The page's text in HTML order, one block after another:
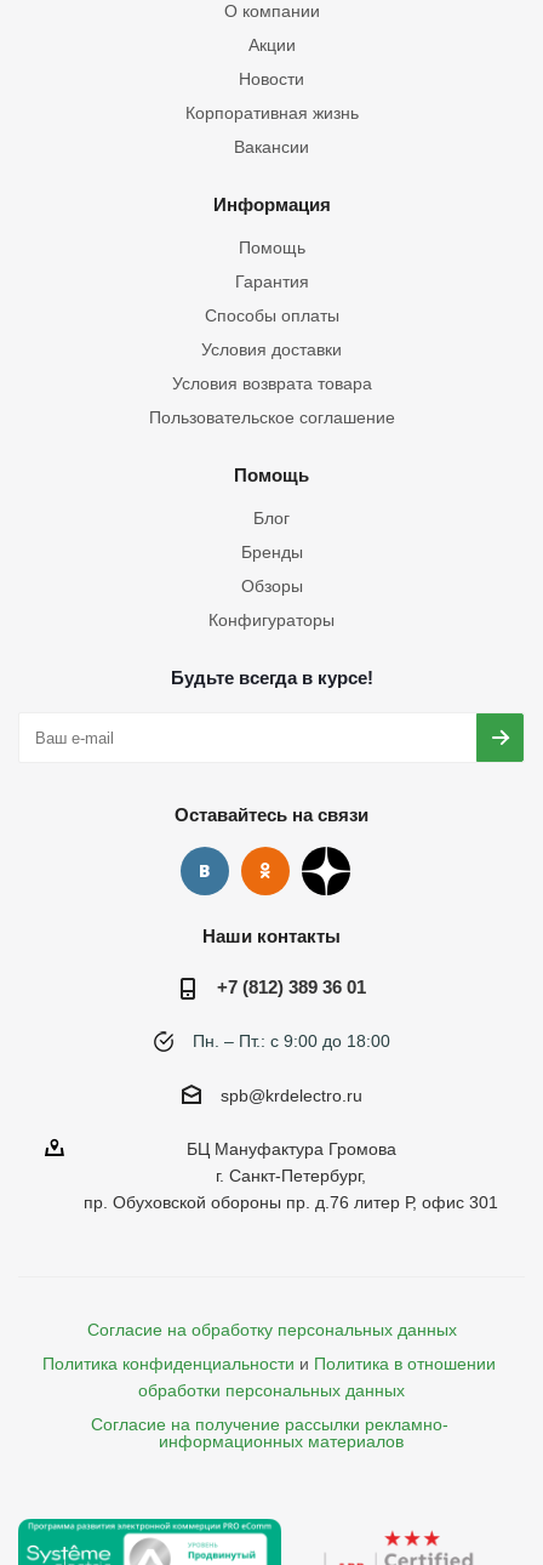
О компании
Акции
Новости
Корпоративная жизнь
Вакансии
Информация
Помощь
Гарантия
Способы оплаты
Условия доставки
Условия возврата товара
Пользовательское соглашение
Помощь
Блог
Бренды
Обзоры
Конфигураторы
Будьте всегда в курсе!
Оставайтесь на связи
Наши контакты
+7 (812) 389 36 01
Пн. – Пт.: с 9:00 до 18:00
spb@krdelectro.ru
БЦ Мануфактура Громова
г. Санкт-Петербург,
пр. Обуховской обороны пр. д.76 литер Р, офис 301
Согласие на обработку персональных данных
Политика конфиденциальности и Политика в отношении
обработки персональных данных
Согласие на получение рассылки рекламно-
    информационных материалов